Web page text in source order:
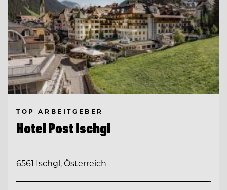
TOP ARBEITGEBER
Hotel Post Ischgl
6561 Ischgl, Österreich